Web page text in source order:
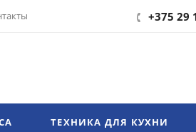
+375 29
ТЕХНИКА ДЛЯ КУХНИ